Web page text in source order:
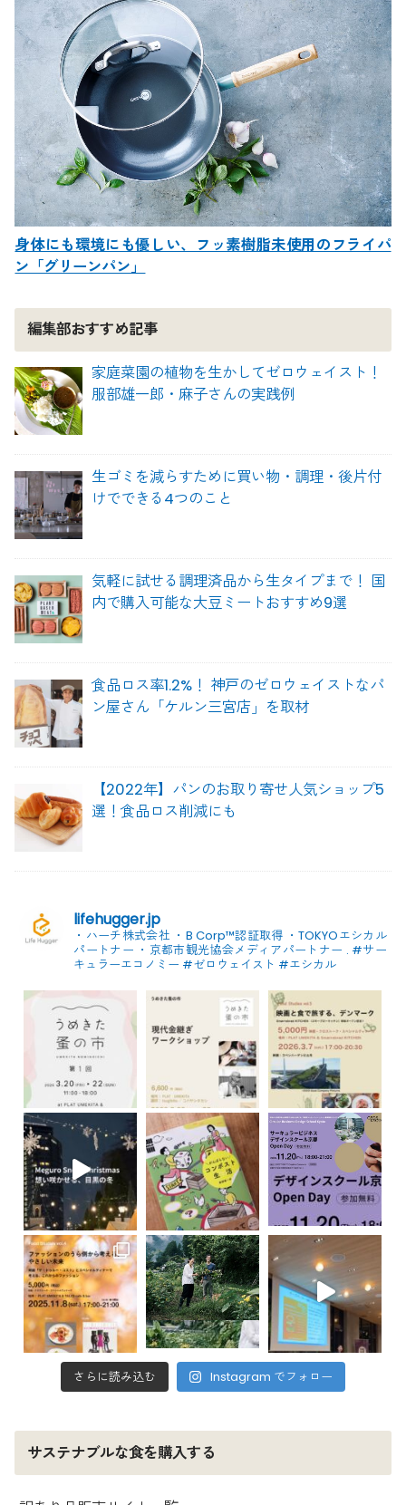
身体にも環境にも優しい、フッ素樹脂未使用のフライパ
ン「グリーンパン」
編集部おすすめ記事
家庭菜園の植物を生かしてゼロウェイスト！
服部雄一郎・麻子さんの実践例
生ゴミを減らすために買い物・調理・後片付
けでできる4つのこと
気軽に試せる調理済品から生タイプまで！ 国
内で購入可能な大豆ミートおすすめ9選
食品ロス率1.2%！ 神戸のゼロウェイストなパ
ン屋さん「ケルン三宮店」を取材
【2022年】パンのお取り寄せ人気ショップ5
選！食品ロス削減にも
lifehugger.jp
・ハーチ株式会社 ・B Corp™認証取得 ・TOKYOエシカル
パートナー ・京都市観光協会メディアパートナー . #サー
キュラーエコノミー #ゼロウェイスト #エシカル
さらに読み込む Instagram でフォロー
サステナブルな食を購入する